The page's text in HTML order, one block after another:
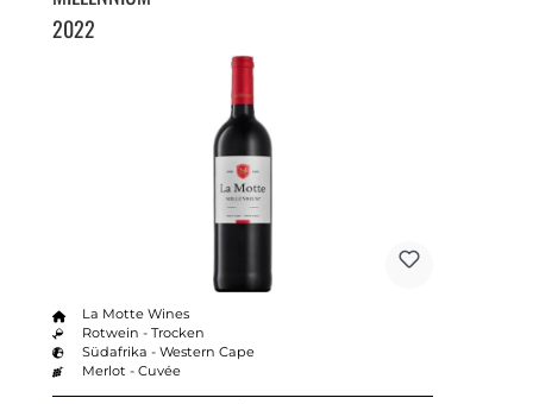
2022
La Motte Wines
Rotwein - Trocken
Südafrika - Western Cape
Merlot - Cuvée